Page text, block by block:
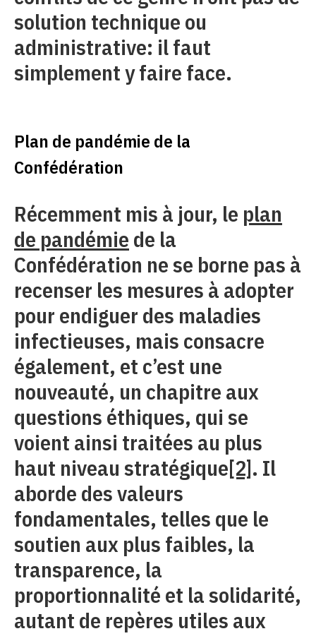
solution technique ou
administrative: il faut
simplement y faire face.
Plan de pandémie de la
Confédération
Récemment mis à jour, le plan
de pandémie de la
Confédération ne se borne pas à
recenser les mesures à adopter
pour endiguer des maladies
infectieuses, mais consacre
également, et c’est une
nouveauté, un chapitre aux
questions éthiques, qui se
voient ainsi traitées au plus
haut niveau stratégique[2]. Il
aborde des valeurs
fondamentales, telles que le
soutien aux plus faibles, la
transparence, la
proportionnalité et la solidarité,
autant de repères utiles aux